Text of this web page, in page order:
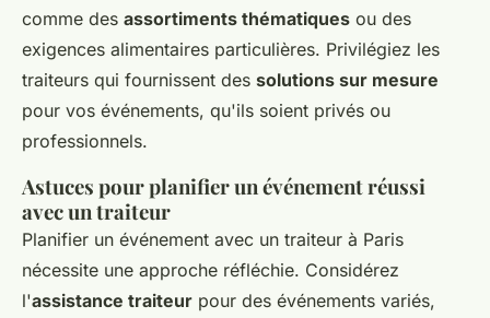
comme des assortiments thématiques ou des
exigences alimentaires particulières. Privilégiez les
traiteurs qui fournissent des solutions sur mesure
pour vos événements, qu'ils soient privés ou
professionnels.
Astuces pour planifier un événement réussi
avec un traiteur
Planifier un événement avec un traiteur à Paris
nécessite une approche réfléchie. Considérez
l'assistance traiteur pour des événements variés,